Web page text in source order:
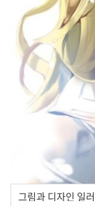
그림과 디자인 일